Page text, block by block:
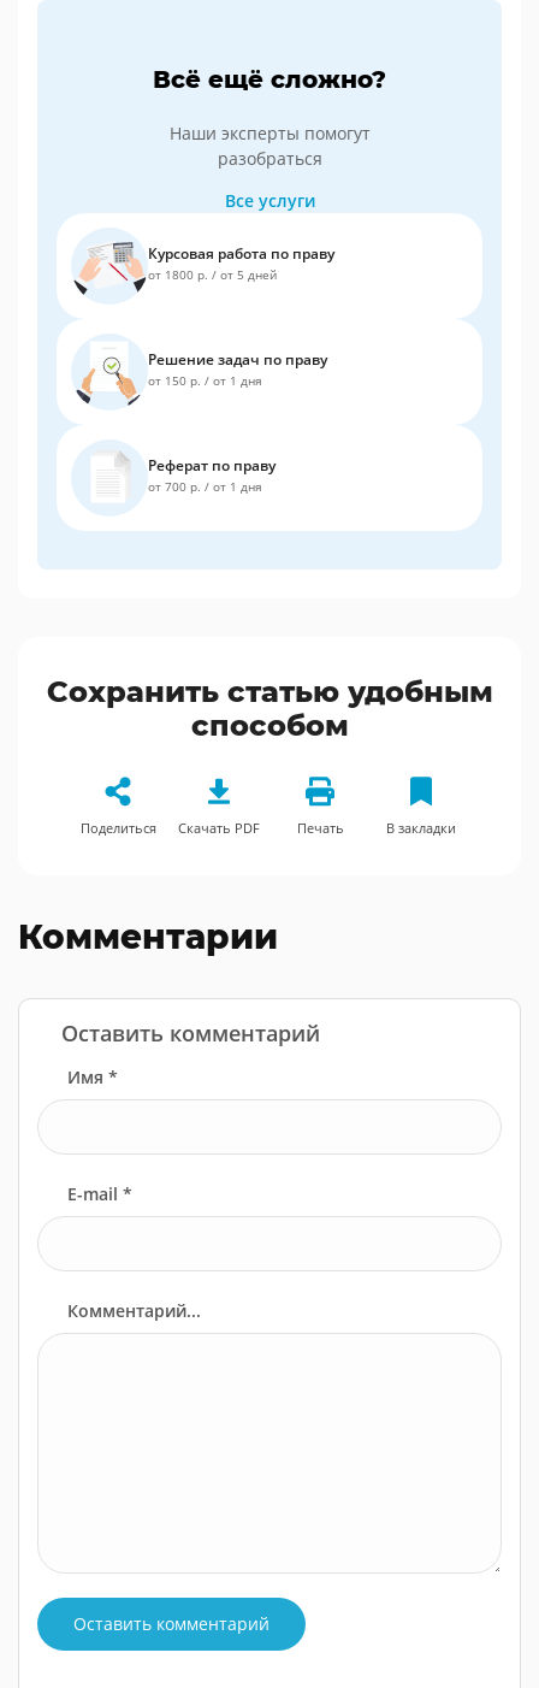
Всё ещё сложно?
Наши эксперты помогут
разобраться
Все услуги
Курсовая работа по праву
от 1800 р. / от 5 дней
Решение задач по праву
от 150 р. / от 1 дня
Реферат по праву
от 700 р. / от 1 дня
Сохранить статью удобным
способом
Поделиться Скачать PDF Печать В закладки
Комментарии
Оставить комментарий
Имя *
E-mail *
Комментарий...
Оставить комментарий